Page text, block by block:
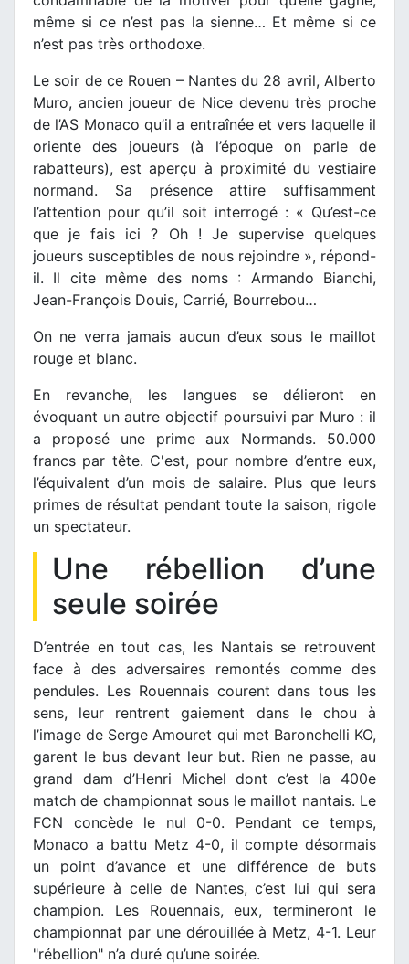
même si ce n’est pas la sienne… Et même si ce
n’est pas très orthodoxe.
Le soir de ce Rouen – Nantes du 28 avril, Alberto
Muro, ancien joueur de Nice devenu très proche
de l’AS Monaco qu’il a entraînée et vers laquelle il
oriente des joueurs (à l’époque on parle de
rabatteurs), est aperçu à proximité du vestiaire
normand. Sa présence attire suffisamment
l’attention pour qu’il soit interrogé : « Qu’est-ce
que je fais ici ? Oh ! Je supervise quelques
joueurs susceptibles de nous rejoindre », répond-
il. Il cite même des noms : Armando Bianchi,
Jean-François Douis, Carrié, Bourrebou…
On ne verra jamais aucun d’eux sous le maillot
rouge et blanc.
En revanche, les langues se délieront en
évoquant un autre objectif poursuivi par Muro : il
a proposé une prime aux Normands. 50.000
francs par tête. C'est, pour nombre d’entre eux,
l’équivalent d’un mois de salaire. Plus que leurs
primes de résultat pendant toute la saison, rigole
un spectateur.
Une rébellion d’une
seule soirée
D’entrée en tout cas, les Nantais se retrouvent
face à des adversaires remontés comme des
pendules. Les Rouennais courent dans tous les
sens, leur rentrent gaiement dans le chou à
l’image de Serge Amouret qui met Baronchelli KO,
garent le bus devant leur but. Rien ne passe, au
grand dam d’Henri Michel dont c’est la 400e
match de championnat sous le maillot nantais. Le
FCN concède le nul 0-0. Pendant ce temps,
Monaco a battu Metz 4-0, il compte désormais
un point d’avance et une différence de buts
supérieure à celle de Nantes, c’est lui qui sera
champion. Les Rouennais, eux, termineront le
championnat par une dérouillée à Metz, 4-1. Leur
"rébellion" n’a duré qu’une soirée.